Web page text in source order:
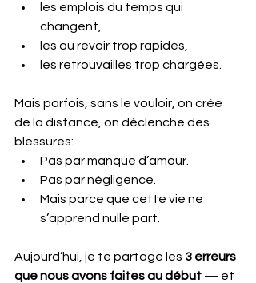
les emplois du temps qui
changent,
les au revoir trop rapides,
les retrouvailles trop chargées.
Mais parfois, sans le vouloir, on crée
de la distance, on déclenche des
blessures:
Pas par manque d’amour.
Pas par négligence.
Mais parce que cette vie ne
s’apprend nulle part.
Aujourd’hui, je te partage les 3 erreurs
que nous avons faites au début — et